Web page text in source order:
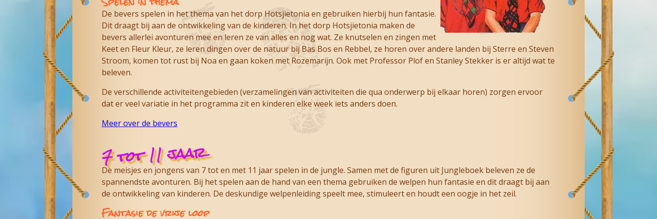
De bevers spelen in het thema van het dorp Hotsjietonia en gebruiken hierbij hun fantasie.
Dit draagt bij aan de ontwikkeling van de kinderen. In het dorp Hotsjietonia maken de
bevers allerlei avonturen mee en leren ze van alles en nog wat. Ze knutselen en zingen met
Keet en Fleur Kleur, ze leren dingen over de natuur bij Bas Bos en Rebbel, ze horen over andere landen bij Sterre en Steven
Stroom, komen tot rust bij Noa en gaan koken met Rozemarijn. Ook met Professor Plof en Stanley Stekker is er altijd wat te
beleven.
De verschillende activiteitengebieden (verzamelingen van activiteiten die qua onderwerp bij elkaar horen) zorgen ervoor
dat er veel variatie in het programma zit en kinderen elke week iets anders doen.
Meer over de bevers
7 tot 11 jaar
De meisjes en jongens van 7 tot en met 11 jaar spelen in de jungle. Samen met de figuren uit Jungleboek beleven ze de
spannendste avonturen. Bij het spelen aan de hand van een thema gebruiken de welpen hun fantasie en dit draagt bij aan
de ontwikkeling van kinderen. De deskundige welpenleiding speelt mee, stimuleert en houdt een oogje in het zeil.
Fantasie de vrije loop